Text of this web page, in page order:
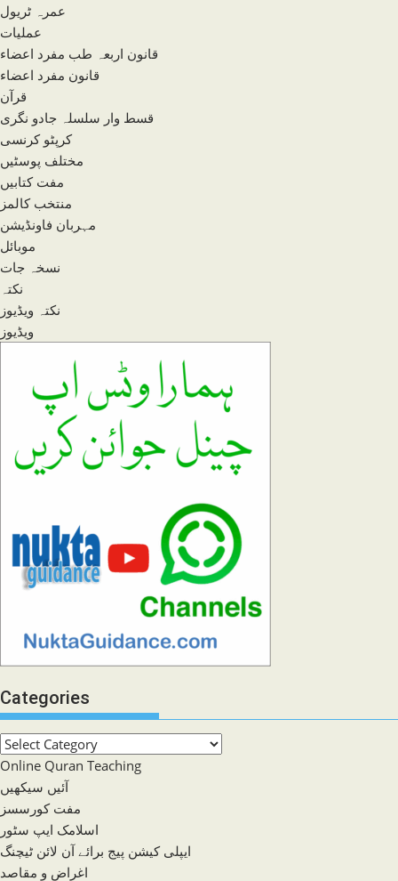
عمرہ ٹریول
عملیات
قانون اربعہ طب مفرد اعضاء
قانون مفرد اعضاء
قرآن
قسط وار سلسلہ جادو نگری
کرپٹو کرنسی
مختلف پوسٹیں
مفت کتابیں
منتخب کالمز
مہربان فاونڈیشن
موبائل
نسخہ جات
نکتہ
نکتہ ویڈیوز
ویڈیوز
Categories
Categories
Online Quran Teaching
آئیں سیکھیں
مفت کورسسز
اسلامک ایپ سٹور
ایپلی کیشن پیج برائے آن لائن ٹیچنگ
اغراض و مقاصد